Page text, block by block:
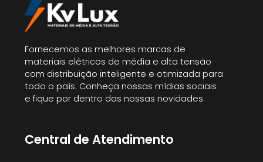
Fornecemos as melhores marcas de
materiais elétricos de média e alta tensão
com distribuição inteligente e otimizada para
todo o país. Conheça nossas mídias sociais
e fique por dentro das nossas novidades.
Central de Atendimento